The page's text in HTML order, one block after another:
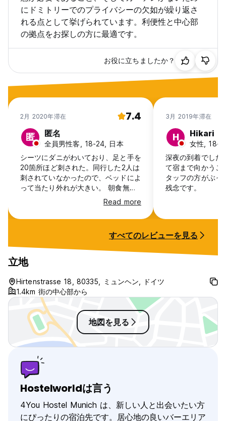
にドミトリーでのプライバシーの欠如が繰り返さ
れる点として挙げられています。利便性と中心部
の拠点をお探しの方に最適です。
お役に立ちましたか？
2月 2020年滞在 7.4
匿 匿名
全員男性客, 18-24, 日本
シーツにダニがわいており、足と手を
20箇所ほど刺された。同行した2人は
刺されていなかったので、ベッドによ
って当たり外れが大きい。 朝食無
料、1泊につきワンドリンク無料はあ
りがたい。 立地はミュンヘン中央駅
から徒歩3分ほどで最高。目の前にバ
あるのでよいかと。 枕元にはUSBポ
ート２つ、コンセント１つ、ライトが
１つあり、どれもきちんと作動してい
た。
Read more
3月 2019年滞在
H Hikari
女性, 18-
深夜の到着でした
て宿まで向かうこ
タッフの方がぶっ
残念です。
すべてのレビューを見る
立地
Hirtenstrasse 18, 80335, ミュンヘン, ドイツ
1.4km 街の中心部から
地図を見る
Hostelworldは言う
4You Hostel Munich は、新しい人と出会いたい方
にぴったりの宿泊先です。居心地の良いバーエリア